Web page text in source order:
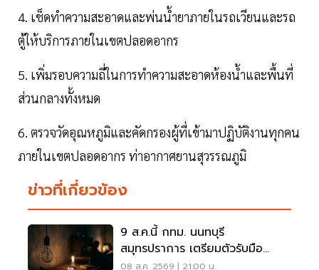
4. เช็ดทำความสะอาดและพ่นน้ำยาภายในรถเวียนและรถ
ตู้ให้บริการภายในเขตปลอดอากร
5. เพิ่มรอบความถี่ในการทำความสะอาดห้องน้ำและพื้นที่
ส่วนกลางทั้งหมด
6. ตรวจวัดอุณหภูมิและคัดกรองผู้ที่เข้ามาปฏิบัติงานทุกคน
ภายในเขตปลอดอากร ท่าอากาศยานสุวรรณภูมิ
ข่าวที่เกี่ยวข้อง
9 ส.ค.นี้ กทม. นนทบุรี
สมุทรปราการ เตรียมตัวรับมือ
'ไฟฟ้าดับ' หลายจุด
08 ส.ค. 2569 | 21:00 น.